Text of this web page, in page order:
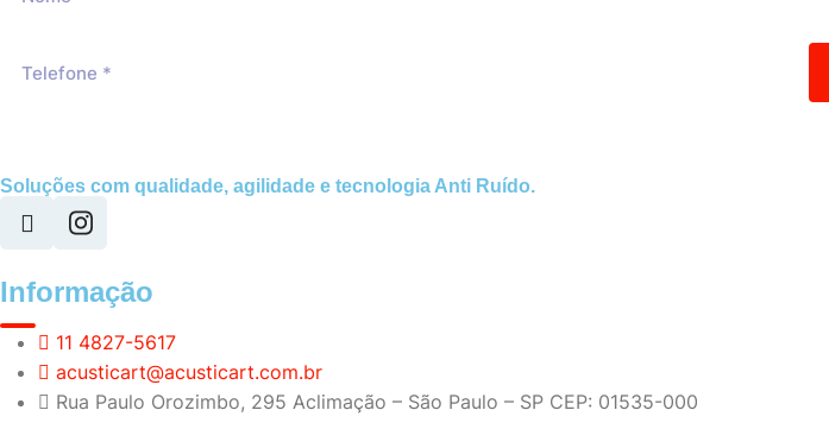
Soluções com qualidade, agilidade e tecnologia Anti Ruído.
Informação
11 4827-5617
acusticart@acusticart.com.br
Rua Paulo Orozimbo, 295 Aclimação – São Paulo – SP CEP: 01535-000